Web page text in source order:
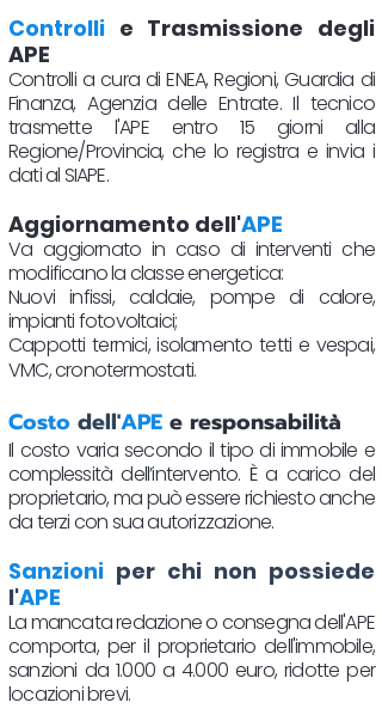
Controlli e Trasmissione degli
APE
Controlli a cura di ENEA, Regioni, Guardia di
Finanza, Agenzia delle Entrate. Il tecnico
trasmette l'APE entro 15 giorni alla
Regione/Provincia, che lo registra e invia i
dati al SIAPE.
Aggiornamento dell'APE
Va aggiornato in caso di interventi che
modificano la classe energetica:
Nuovi infissi, caldaie, pompe di calore,
impianti fotovoltaici;
Cappotti termici, isolamento tetti e vespai,
VMC, cronotermostati.​
Costo dell'APE e responsabilità
Il costo varia secondo il tipo di immobile e
complessità dell’intervento. È a carico del
proprietario, ma può essere richiesto anche
da terzi con sua autorizzazione.
Sanzioni per chi non possiede
l'APE
La mancata redazione o consegna dell'APE
comporta, per il proprietario dell'immobile,
sanzioni da 1.000 a 4.000 euro, ridotte per
locazioni brevi.